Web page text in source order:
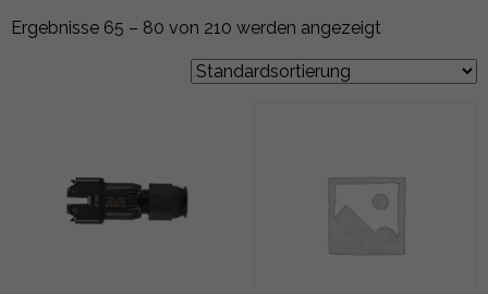
Ergebnisse 65 – 80 von 210 werden angezeigt